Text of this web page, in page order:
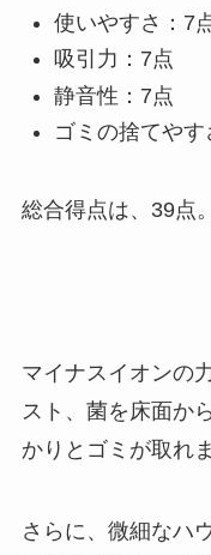
使いやすさ：7
吸引力：7点
静音性：7点
ゴミの捨てやす
総合得点は、39点。
マイナスイオンの
スト、菌を床面か
かりとゴミが取れま
さらに、微細なハ